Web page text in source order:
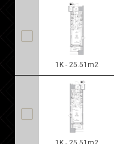
1K - 25.51m2